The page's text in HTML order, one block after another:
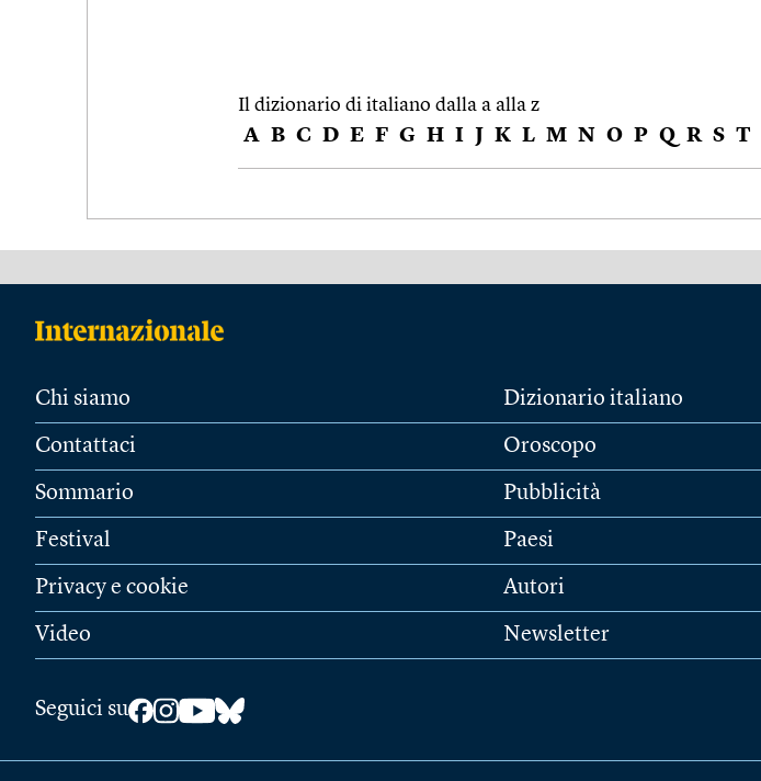
Il dizionario di italiano dalla a alla z
A B C D E F G H I J K L M N O P Q R S T
Chi siamo
Contattaci
Sommario
Festival
Privacy e cookie
Video
Dizionario italiano
Oroscopo
Pubblicità
Paesi
Autori
Newsletter
Seguici su